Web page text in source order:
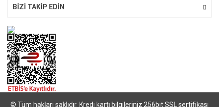
BİZİ TAKİP EDİN
© Tüm hakları saklıdır. Kredi kartı bilgileriniz 256bit SSL sertifikası